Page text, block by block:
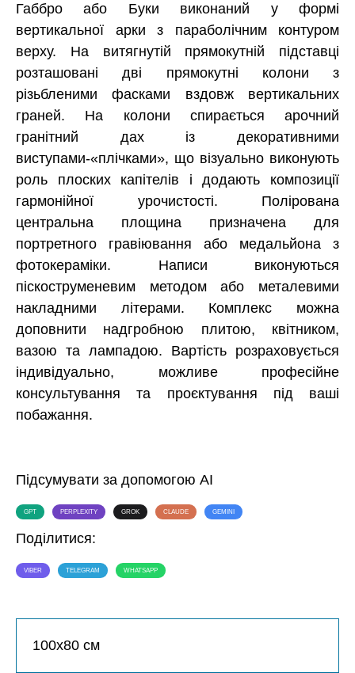
Габбро або Буки виконаний у формі
вертикальної арки з параболічним контуром
верху. На витягнутій прямокутній підставці
розташовані дві прямокутні колони з
різьбленими фасками вздовж вертикальних
граней. На колони спирається арочний
гранiтний дах із декоративними
виступами-«плічками», що візуально виконують
роль плоских капітелів і додають композиції
гармонійної урочистості. Полірована
центральна площина призначена для
портретного гравіювання або медальйона з
фотокераміки. Написи виконуються
піскоструменевим методом або металевими
накладними літерами. Комплекс можна
доповнити надгробною плитою, квітником,
вазою та лампадою. Вартість розраховується
індивідуально, можливе професійне
консультування та проєктування під ваші
побажання.
Підсумувати за допомогою AI
GPT PERPLEXITY GROK CLAUDE GEMINI
Поділитися:
VIBER TELEGRAM WHATSAPP
100х80 см